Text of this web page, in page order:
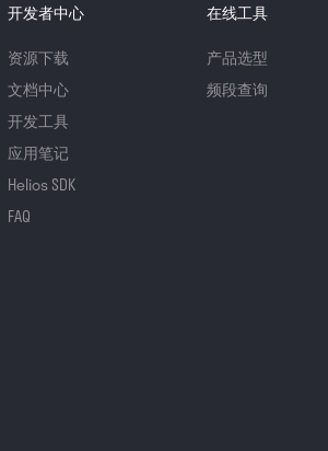
开发者中心
资源下载
文档中心
开发工具
应用笔记
Helios SDK
FAQ
在线工具
产品选型
频段查询